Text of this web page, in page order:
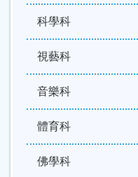
科學科
視藝科
音樂科
體育科
佛學科